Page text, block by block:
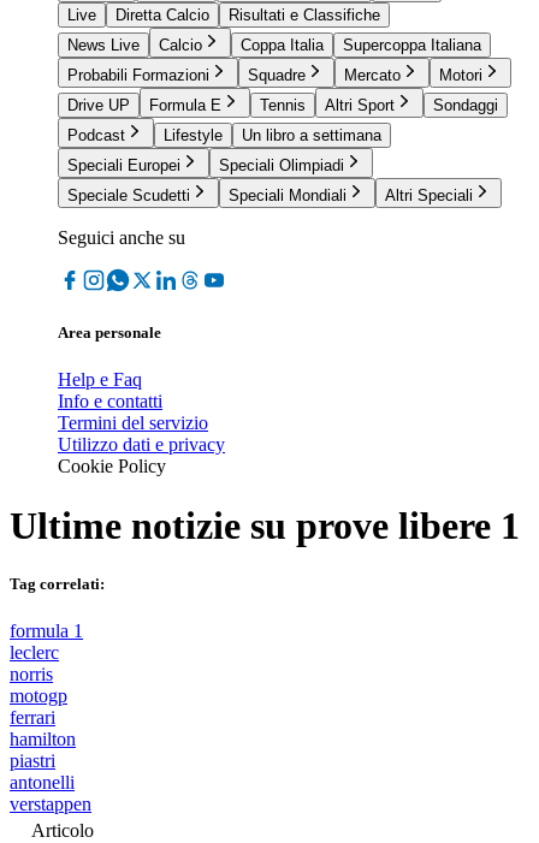
Live
Diretta Calcio
Risultati e Classifiche
News Live
Calcio Coppa Italia
Supercoppa Italiana
Probabili Formazioni
Squadre Mercato
Motori
Drive UP
Formula E Tennis Altri Sport
Sondaggi
Podcast
Lifestyle
Un libro a settimana
Speciali Europei
Speciali Olimpiadi
Speciale Scudetti
Speciali Mondiali Altri Speciali
Seguici anche su
Area personale
Help e Faq
Info e contatti
Termini del servizio
Utilizzo dati e privacy
Cookie Policy
Ultime notizie su prove libere 1
Tag correlati:
formula 1
leclerc
norris
motogp
ferrari
hamilton
piastri
antonelli
verstappen
Articolo